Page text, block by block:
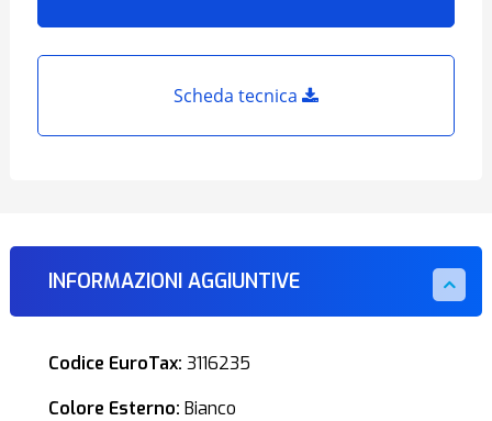
Scheda tecnica
INFORMAZIONI AGGIUNTIVE
Codice EuroTax: 3116235
Colore Esterno: Bianco